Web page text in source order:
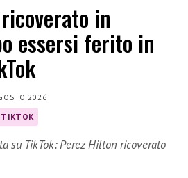
in
essersi ferito in
2026
TIKTOK
su TikTok: Perez Hilton ricoverato